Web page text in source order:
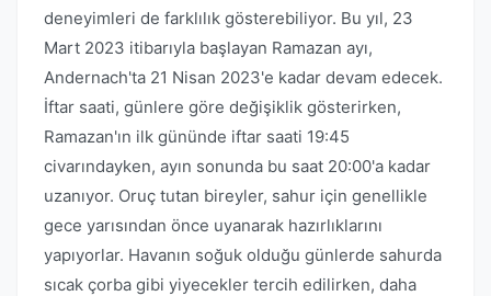
deneyimleri de farklılık gösterebiliyor. Bu yıl, 23
Mart 2023 itibarıyla başlayan Ramazan ayı,
Andernach'ta 21 Nisan 2023'e kadar devam edecek.
İftar saati, günlere göre değişiklik gösterirken,
Ramazan'ın ilk gününde iftar saati 19:45
civarındayken, ayın sonunda bu saat 20:00'a kadar
uzanıyor. Oruç tutan bireyler, sahur için genellikle
gece yarısından önce uyanarak hazırlıklarını
yapıyorlar. Havanın soğuk olduğu günlerde sahurda
sıcak çorba gibi yiyecekler tercih edilirken, daha